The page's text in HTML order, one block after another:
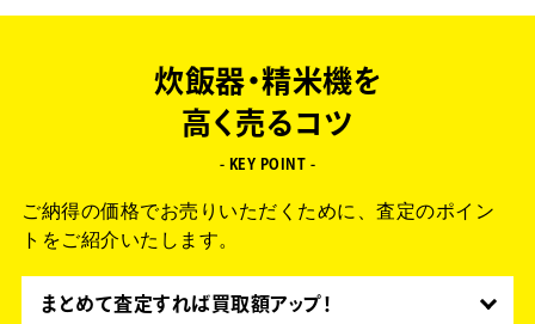
炊飯器・精米機を
高く売るコツ
- KEY POINT -
ご納得の価格でお売りいただくために、査定のポイン
トをご紹介いたします。
まとめて査定すれば買取額アップ！